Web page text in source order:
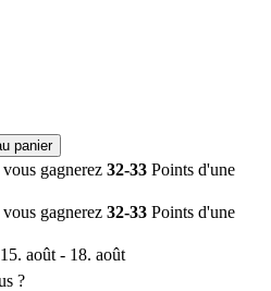
panier
gagnerez 32-33 Points d'une
gagnerez 32-33 Points d'une
août - 18. août
?